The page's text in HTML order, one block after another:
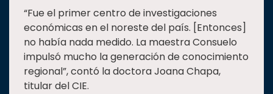
“Fue el primer centro de investigaciones
económicas en el noreste del país. [Entonces]
no había nada medido. La maestra Consuelo
impulsó mucho la generación de conocimiento
regional”, contó la doctora Joana Chapa,
titular del CIE.